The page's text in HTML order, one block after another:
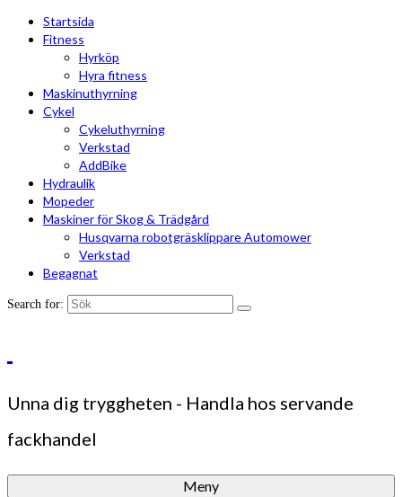
Startsida
Fitness
Hyrköp
Hyra fitness
Maskinuthyrning
Cykel
Cykeluthyrning
Verkstad
AddBike
Hydraulik
Mopeder
Maskiner för Skog & Trädgård
Husqvarna robotgräsklippare Automower
Verkstad
Begagnat
Search for:
Unna dig tryggheten - Handla hos servande
fackhandel
Meny